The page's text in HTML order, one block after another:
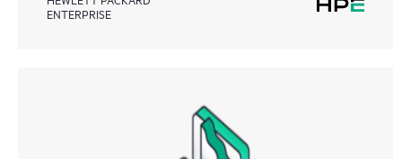
ENTERPRISE